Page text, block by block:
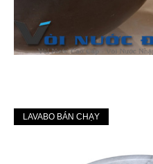
LAVABO BÁN CHẠY